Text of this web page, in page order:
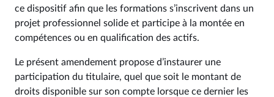
ce dispositif afin que les formations s’inscrivent dans un
projet professionnel solide et participe à la montée en
compétences ou en qualification des actifs.
Le présent amendement propose d’instaurer une
participation du titulaire, quel que soit le montant de
droits disponible sur son compte lorsque ce dernier les